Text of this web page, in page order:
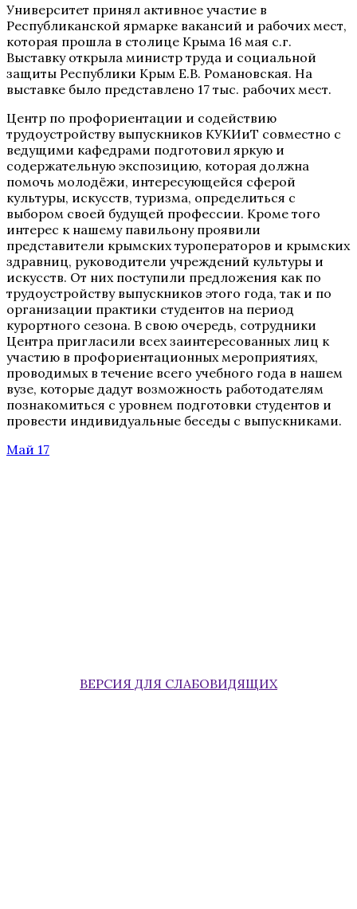
Университет принял активное участие в
Республиканской ярмарке вакансий и рабочих мест,
которая прошла в столице Крыма 16 мая с.г.
Выставку открыла министр труда и социальной
защиты Республики Крым Е.В. Романовская. На
выставке было представлено 17 тыс. рабочих мест.
Центр по профориентации и содействию
трудоустройству выпускников КУКИиТ совместно с
ведущими кафедрами подготовил яркую и
содержательную экспозицию, которая должна
помочь молодёжи, интересующейся сферой
культуры, искусств, туризма, определиться с
выбором своей будущей профессии. Кроме того
интерес к нашему павильону проявили
представители крымских туроператоров и крымских
здравниц, руководители учреждений культуры и
искусств. От них поступили предложения как по
трудоустройству выпускников этого года, так и по
организации практики студентов на период
курортного сезона. В свою очередь, сотрудники
Центра пригласили всех заинтересованных лиц к
участию в профориентационных мероприятиях,
проводимых в течение всего учебного года в нашем
вузе, которые дадут возможность работодателям
познакомиться с уровнем подготовки студентов и
провести индивидуальные беседы с выпускниками.
Май 17
ВЕРСИЯ ДЛЯ СЛАБОВИДЯЩИХ